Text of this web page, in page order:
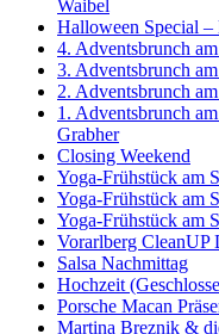
Waibel
Halloween Special –
4. Adventsbrunch
3. Adventsbrunch
2. Adventsbrunch
1. Adventsbrunch
Grabher
Closing Weekend
Yoga-Frühstück am
Yoga-Frühstück am
Yoga-Frühstück am
Vorarlberg CleanUP
Salsa Nachmittag
Hochzeit
Porsche Macan
Martina Breznik &